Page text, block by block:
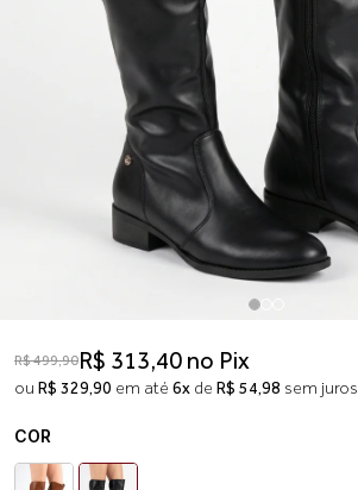
R$ 499,90R$ 313,40 no Pix
ou R$ 329,90 em até 6x de R$ 54,98 sem juros
COR